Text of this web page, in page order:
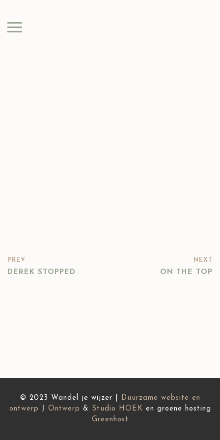
PREV
DEREK STOPPED
NEXT
ON THE TOP
© 2023 Wandel je wijzer | Duurzame website en
ontwerp J Ontwerp & Studio HOEK en groene hosting
Greenhost